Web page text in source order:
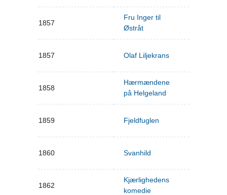
1857
Fru Inger til
Østråt
1857 Olaf Liljekrans
1858
Hærmændene
på Helgeland
1859 Fjeldfuglen
1860 Svanhild
1862
Kjærlighedens
komedie